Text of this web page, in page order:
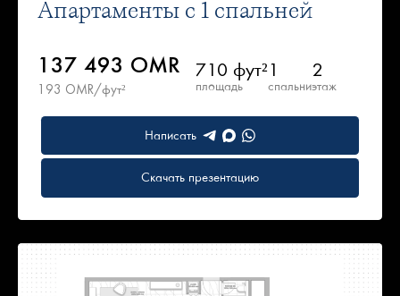
Апартаменты с 1 спальней
137 493 OMR
193 OMR/фут²
710 фут²
площадь
1
спальни
2
этаж
Написать
Скачать презентацию